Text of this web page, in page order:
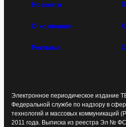
Новости
О компании
Реклама
Электронное периодическое издание
Федеральной службе по надзору в
технологий и массовых коммуникаций
2011 года. Выписка из реестра Эл №